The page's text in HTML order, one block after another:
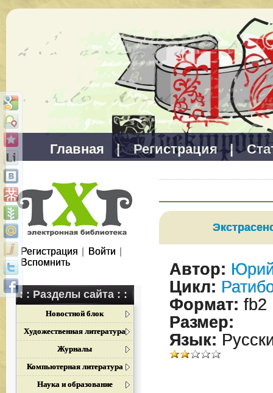
Главная | Регистрация |
Регистрация Войти
Вспомнить
: : Разделы сайта : :
Новостной блок
Художественная литература
Журналы
Компьютерная литература
Наука и образование
Автор:
Цикл:
Формат: fb2
Размер:
Язык: